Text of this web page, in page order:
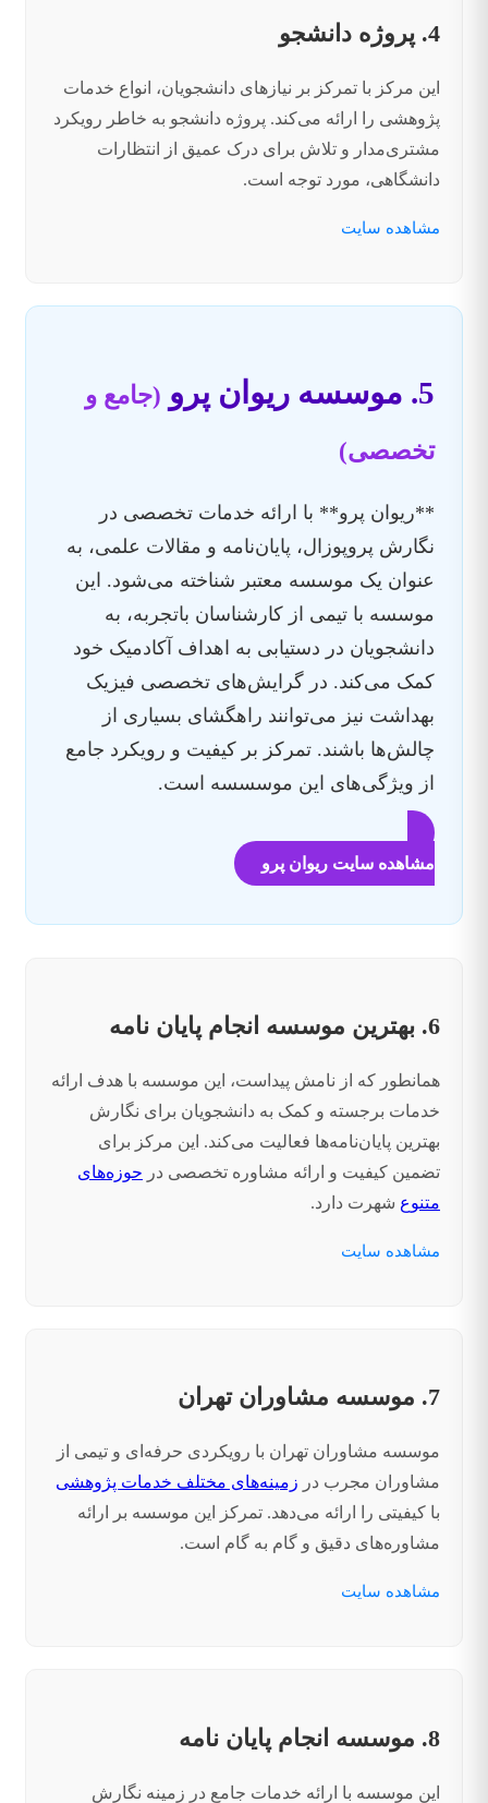
4. پروژه دانشجو
این مرکز با تمرکز بر نیازهای دانشجویان، انواع خدمات
پژوهشی را ارائه می‌کند. پروژه دانشجو به خاطر رویکرد
مشتری‌مدار و تلاش برای درک عمیق از انتظارات
دانشگاهی، مورد توجه است.
مشاهده سایت
5. موسسه ریوان پرو
(جامع و
تخصصی)
**ریوان پرو** با ارائه خدمات تخصصی در
نگارش پروپوزال، پایان‌نامه و مقالات علمی، به
عنوان یک موسسه معتبر شناخته می‌شود. این
موسسه با تیمی از کارشناسان باتجربه، به
دانشجویان در دستیابی به اهداف آکادمیک خود
کمک می‌کند. در گرایش‌های تخصصی فیزیک
بهداشت نیز می‌توانند راهگشای بسیاری از
چالش‌ها باشند. تمرکز بر کیفیت و رویکرد جامع
از ویژگی‌های این موسسسه است.
مشاهده سایت ریوان پرو
6. بهترین موسسه انجام پایان نامه
همانطور که از نامش پیداست، این موسسه با هدف ارائه
خدمات برجسته و کمک به دانشجویان برای نگارش
بهترین پایان‌نامه‌ها فعالیت می‌کند. این مرکز برای
تضمین کیفیت و ارائه مشاوره تخصصی در حوزه‌های
متنوع شهرت دارد.
مشاهده سایت
7. موسسه مشاوران تهران
موسسه مشاوران تهران با رویکردی حرفه‌ای و تیمی از
مشاوران مجرب در زمینه‌های مختلف خدمات پژوهشی
با کیفیتی را ارائه می‌دهد. تمرکز این موسسه بر ارائه
مشاوره‌های دقیق و گام به گام است.
مشاهده سایت
8. موسسه انجام پایان نامه
این موسسه با ارائه خدمات جامع در زمینه نگارش